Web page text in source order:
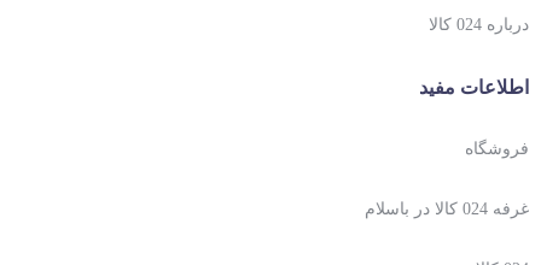
درباره 024 کالا
اطلاعات مفید
فروشگاه
غرفه 024 کالا در باسلام